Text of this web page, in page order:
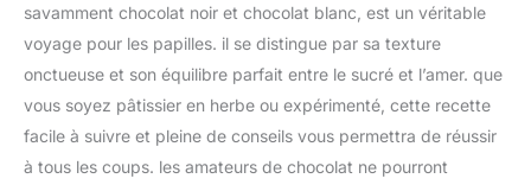
savamment chocolat noir et chocolat blanc, est un véritable
voyage pour les papilles. il se distingue par sa texture
onctueuse et son équilibre parfait entre le sucré et l’amer. que
vous soyez pâtissier en herbe ou expérimenté, cette recette
facile à suivre et pleine de conseils vous permettra de réussir
à tous les coups. les amateurs de chocolat ne pourront